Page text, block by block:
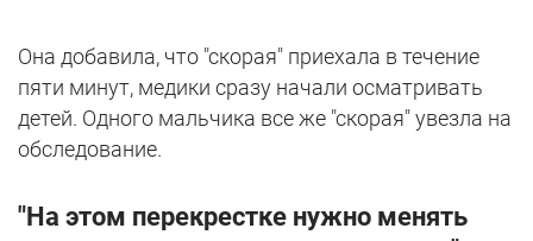
Она добавила, что "скорая" приехала в течение
пяти минут, медики сразу начали осматривать
детей. Одного мальчика все же "скорая" увезла на
обследование.
"На этом перекрестке нужно менять